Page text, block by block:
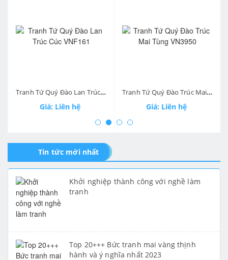
Tranh Tứ Quý Đào Lan Trúc Cúc VNF161
Giá: Liên hệ
Tranh Tứ Quý Đào Trúc Mai Tùng VN3950
Giá: Liên hệ
Tin tức mới nhất
Khởi nghiệp thành công với nghề làm
tranh
Top 20+++ Bức tranh mai vàng thịnh
hành và ý nghĩa nhất 2023